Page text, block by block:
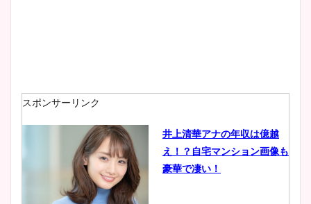
肉も凄い！
鈴木唯の太ってた時の体重が
ヤバすぎww原因や痩せたダ
スポンサーリンク
井上清華アナの年収は億越
え！？自宅マンション画像も
豪華で凄い！